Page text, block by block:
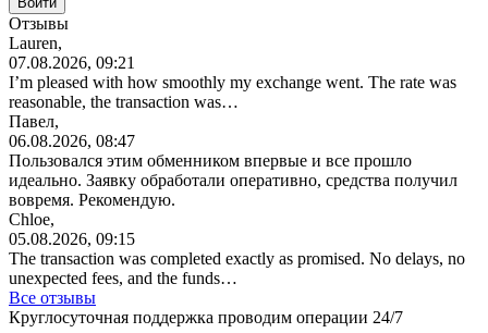
Отзывы
Lauren,
07.08.2026, 09:21
I’m pleased with how smoothly my exchange went. The rate was
reasonable, the transaction was…
Павел,
06.08.2026, 08:47
Пользовался этим обменником впервые и все прошло
идеально. Заявку обработали оперативно, средства получил
вовремя. Рекомендую.
Chloe,
05.08.2026, 09:15
The transaction was completed exactly as promised. No delays, no
unexpected fees, and the funds…
Все отзывы
Круглосуточная поддержка проводим операции 24/7